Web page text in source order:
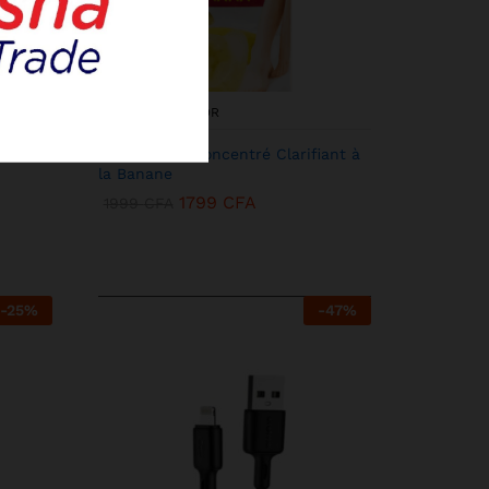
KENBANG TRÉSOR
Miss Laila – Concentré Clarifiant à
la Banane
1799 CFA
-25% -47%